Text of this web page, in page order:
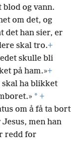
blod og vann.
om det, og
det han sier, er
skal tro.+
skulle bli
på ham.»+
skal ha blikket
* +
om å få ta bort
men han
redd for